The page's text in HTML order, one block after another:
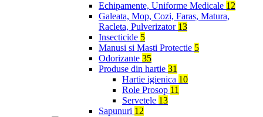
Echipamente, Uniforme Medicale 12
Galeata, Mop, Cozi, Faras, Matura,
Racleta, Pulverizator 13
Insecticide 5
Manusi si Masti Protectie 5
Odorizante 35
Produse din hartie 31
Hartie igienica 10
Role Prosop 11
Servetele 13
Sapunuri 12